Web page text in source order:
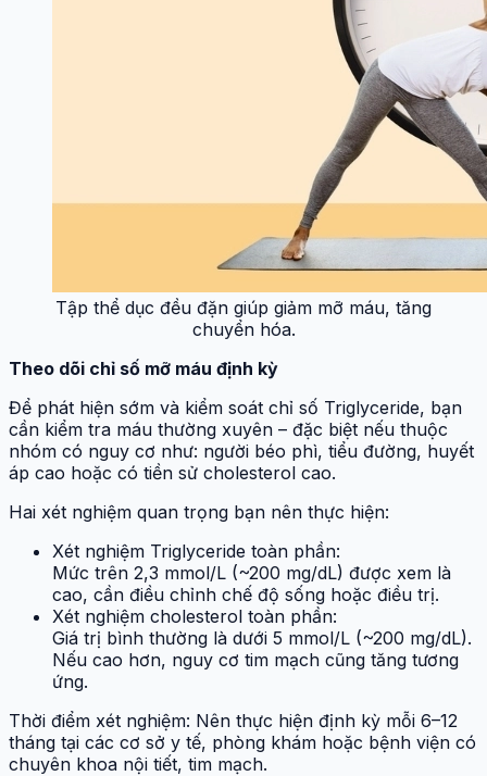
Tập thể dục đều đặn giúp giảm mỡ máu, tăng
chuyển hóa.
Theo dõi chỉ số mỡ máu định kỳ
Để phát hiện sớm và kiểm soát chỉ số Triglyceride, bạn
cần kiểm tra máu thường xuyên – đặc biệt nếu thuộc
nhóm có nguy cơ như: người béo phì, tiểu đường, huyết
áp cao hoặc có tiền sử cholesterol cao.
Hai xét nghiệm quan trọng bạn nên thực hiện:
Xét nghiệm Triglyceride toàn phần:
Mức trên 2,3 mmol/L (~200 mg/dL) được xem là
cao, cần điều chỉnh chế độ sống hoặc điều trị.
Xét nghiệm cholesterol toàn phần:
Giá trị bình thường là dưới 5 mmol/L (~200 mg/dL).
Nếu cao hơn, nguy cơ tim mạch cũng tăng tương
ứng.
Thời điểm xét nghiệm: Nên thực hiện định kỳ mỗi 6–12
tháng tại các cơ sở y tế, phòng khám hoặc bệnh viện có
chuyên khoa nội tiết, tim mạch.